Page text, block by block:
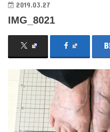
2019.03.27
IMG_8021